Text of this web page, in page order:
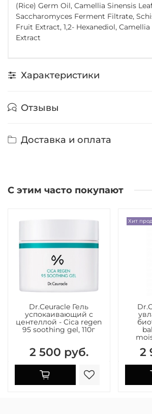
(Rice) Germ Oil, Camellia Sinensis
Saccharomyces Ferment Filtrate,
Fruit Extract, 1,2- Hexanediol,
Extract
Характеристики
Отзывы
Доставка и оплата
С этим часто покупают
Dr.Ceuracle Гель
успокаивающий с
центеллой - Cica regen
95 soothing gel, 110г
2 500 руб.
Хит
2